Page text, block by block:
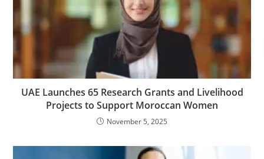
UAE Launches 65 Research Grants and Livelihood
Projects to Support Moroccan Women
November 5, 2025